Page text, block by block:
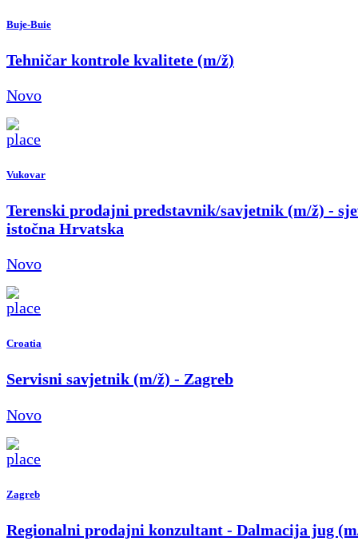
Buje-Buie
Tehničar kontrole kvalitete (m/ž)
Novo
Vukovar
Terenski prodajni predstavnik/savjetnik (m/ž) -
istočna Hrvatska
Novo
Croatia
Servisni savjetnik (m/ž) - Zagreb
Novo
Zagreb
Regionalni prodajni konzultant - Dalmacija jug